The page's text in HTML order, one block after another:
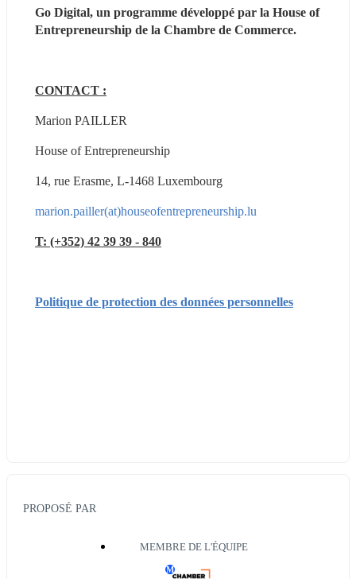
Go Digital, un programme développé par la House of
Entrepreneurship de la Chambre de Commerce.
CONTACT :
Marion PAILLER
House of Entrepreneurship
14, rue Erasme, L-1468 Luxembourg
marion.pailler(at)houseofentrepreneurship.lu
T: (+352) 42 39 39 - 840
Politique de protection des données personnelles
PROPOSÉ PAR
MEMBRE DE L'ÉQUIPE
M